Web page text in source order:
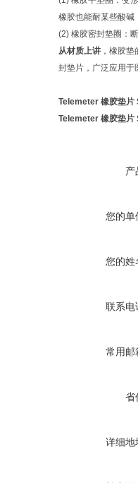
橡胶也能耐某些酸
(2) 橡胶密封垫圈：
从材质上讲 ，橡胶
封垫片，广泛应用于
Telemeter 橡胶垫片
Telemeter 橡胶垫片
产
您的单
您的姓
联系电
常用邮
省
详细地